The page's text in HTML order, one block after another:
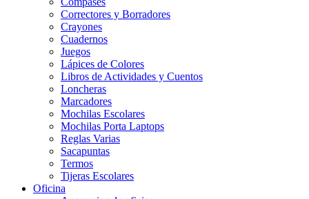
Correctores y Borradores
Crayones
Cuadernos
Juegos
Lápices de Colores
Libros de Actividades y Cuentos
Loncheras
Marcadores
Mochilas Escolares
Mochilas Porta Laptops
Reglas Varias
Sacapuntas
Termos
Tijeras Escolares
Oficina